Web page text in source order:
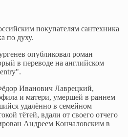
покупателям сантехника
по духу.
опубликовал роман
в переводе на английском
Иванович Лаврецкий,
и матери, умершей в раннем
удалённо в семейном
тётей, вдали от своего отчего
Андреем Кончаловским в